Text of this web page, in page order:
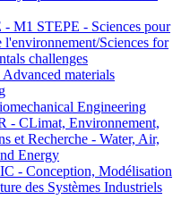
M1 STEPE - Sciences pour
l'environnement/Sciences for
challenges
materials
Engineering
- CLimat, Environnement,
et Recherche - Water, Air,
Energy
- Conception, Modélisation
des Systèmes Industriels